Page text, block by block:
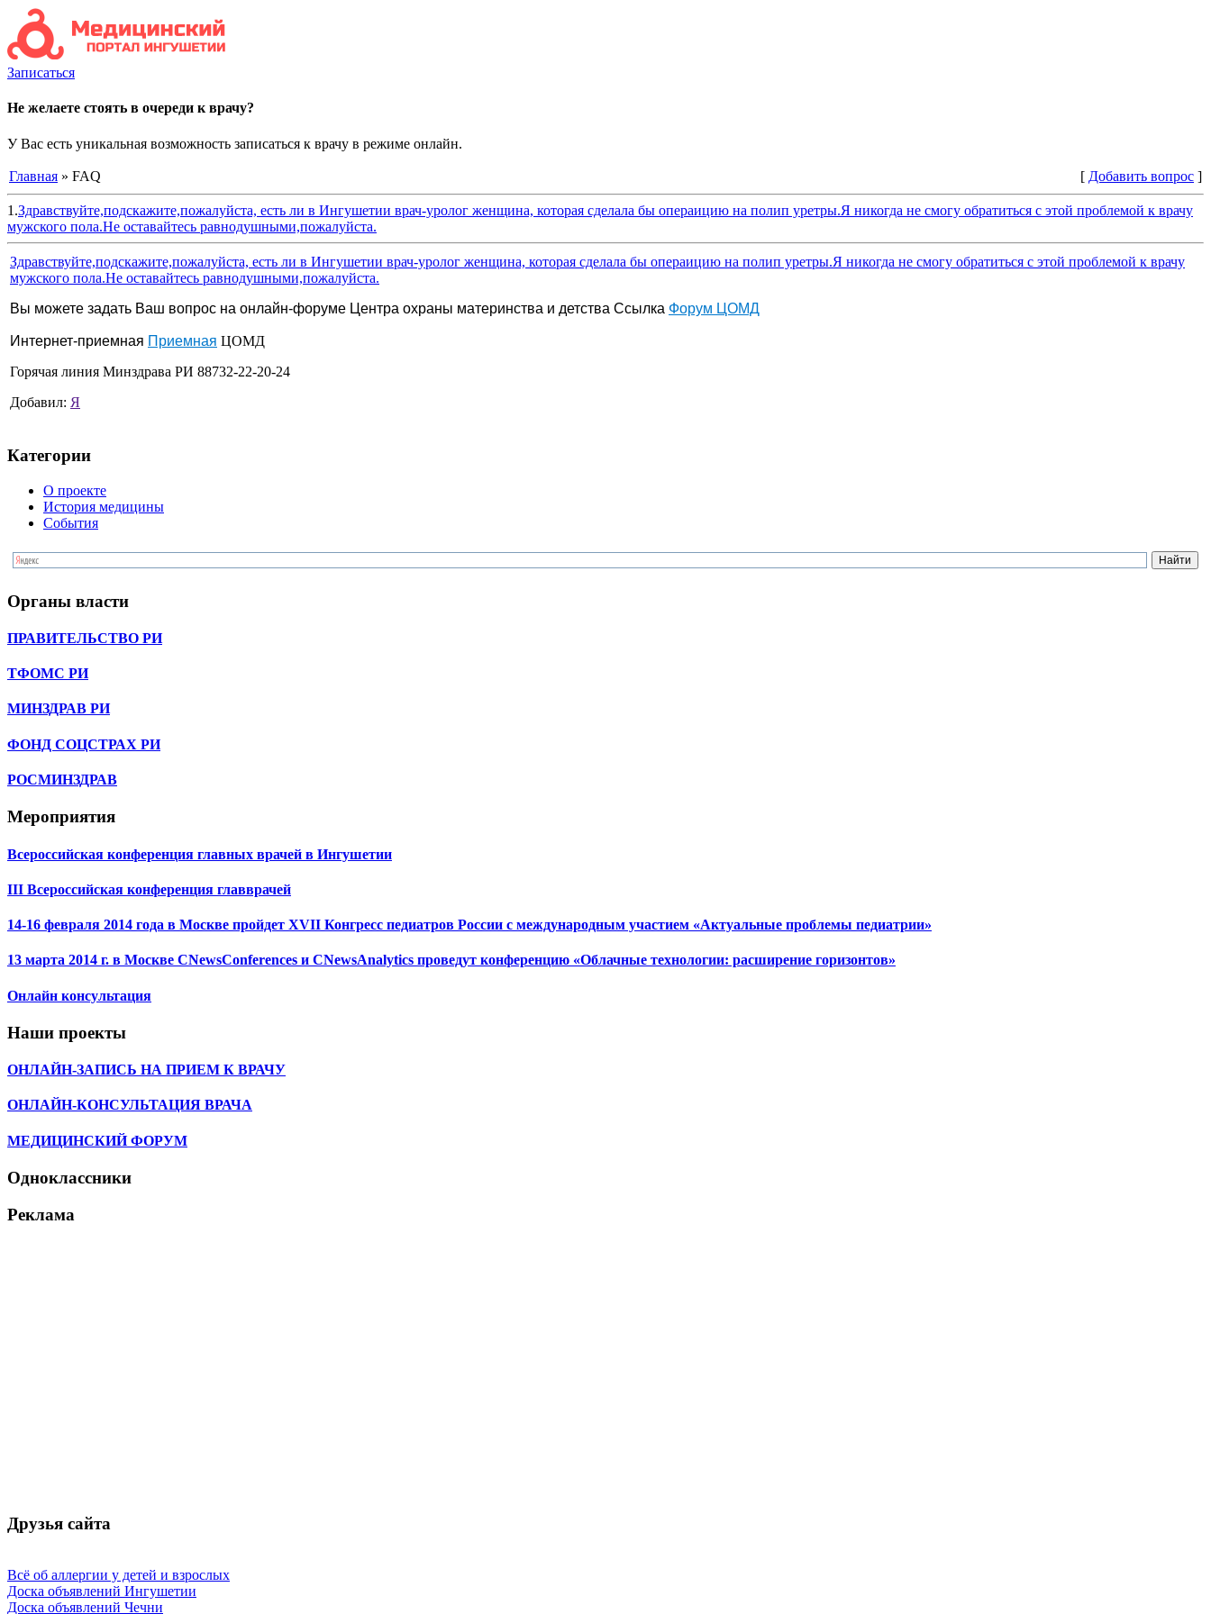
Записаться
Не желаете стоять в очереди к врачу?
У Вас есть уникальная возможность записаться к врачу в режиме онлайн.
Главная » FAQ [ Добавить вопрос ]
1.Здравствуйте,подскажите,пожалуйста, есть ли в Ингушетии врач-уролог женщина, которая сделала бы операицию на полип уретры.Я никогда не смогу обратиться с этой проблемой к врачу
мужского пола.Не оставайтесь равнодушными,пожалуйста.
Здравствуйте,подскажите,пожалуйста, есть ли в Ингушетии врач-уролог женщина, которая сделала бы операицию на полип уретры.Я никогда не смогу обратиться с этой проблемой к врачу
мужского пола.Не оставайтесь равнодушными,пожалуйста.
Вы можете задать Ваш вопрос на онлайн-форуме Центра охраны материнства и детства Ссылка Форум ЦОМД
Интернет-приемная Приемная ЦОМД
Горячая линия Минздрава РИ 88732-22-20-24
Добавил: Я
Категории
О проекте
История медицины
События
Органы власти
ПРАВИТЕЛЬСТВО РИ
ТФОМС РИ
МИНЗДРАВ РИ
ФОНД СОЦСТРАХ РИ
РОСМИНЗДРАВ
Мероприятия
Всероссийская конференция главных врачей в Ингушетии
III Всероссийская конференция главврачей
14-16 февраля 2014 года в Москве пройдет XVII Конгресс педиатров России с международным участием «Актуальные проблемы педиатрии»
13 марта 2014 г. в Москве CNewsConferences и CNewsAnalytics проведут конференцию «Облачные технологии: расширение горизонтов»
Онлайн консультация
Наши проекты
ОНЛАЙН-ЗАПИСЬ НА ПРИЕМ К ВРАЧУ
ОНЛАЙН-КОНСУЛЬТАЦИЯ ВРАЧА
МЕДИЦИНСКИЙ ФОРУМ
Одноклассники
Реклама
Друзья сайта
Всё об аллергии у детей и взрослых
Доска объявлений Ингушетии
Доска объявлений Чечни